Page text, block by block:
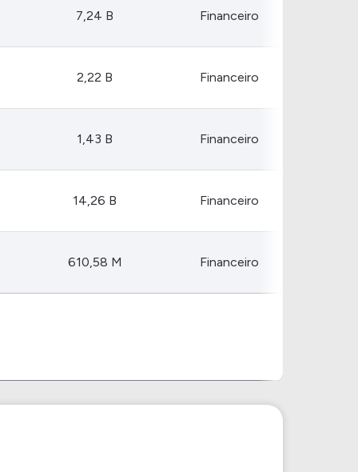
As Ações Mais Buscadas
Guia do Iniciante
7,24 B Financeiro
2,22 B Financeiro
1,43 B Financeiro
14,26 B Financeiro
610,58 M Financeiro